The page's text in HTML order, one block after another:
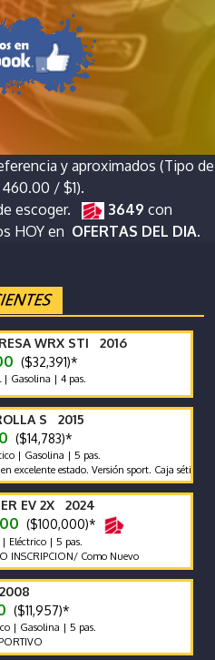
y aproximados (Tipo de
/ $1).
escoger. 3649 con
HOY en OFERTAS DEL DIA.
WRX STI 2016
($32,391)*
Gasolina | 4 pas.
S 2015
($14,783)*
| Gasolina | 5 pas.
estado. Versión sport. Caja sétima
EV 2X 2024
($100,000)*
Eléctrico | 5 pas.
Como Nuevo
($11,957)*
| Gasolina | 5 pas.